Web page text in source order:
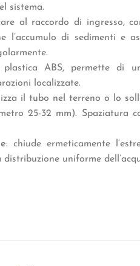
sistema.
al raccordo di ingresso,
l’accumulo di sedimenti e
ABS, permette di
localizzate.
il tubo nel terreno o lo
25-32 mm). Spaziatura
: chiude ermeticamente
distribuzione uniforme